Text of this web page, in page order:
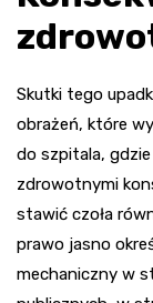
Skutki tego
obrażeń, które
do szpitala,
zdrowotnymi
stawić czoła
prawo jasno
mechaniczny w